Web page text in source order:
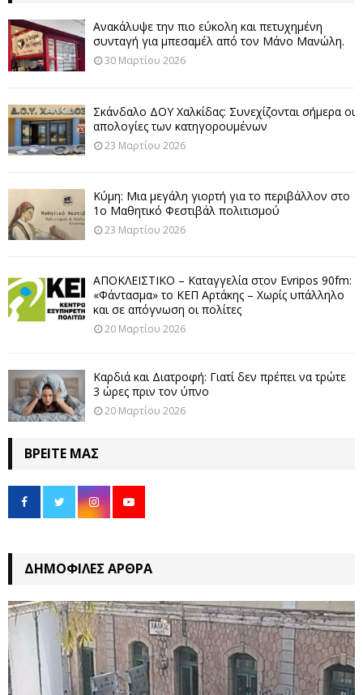
Ανακάλυψε την πιο εύκολη και πετυχημένη
συνταγή για μπεσαμέλ από τον Μάνο Μανώλη.
30 Μαρτίου 2026
Σκάνδαλο ΔΟΥ Χαλκίδας: Συνεχίζονται σήμερα οι
απολογίες των κατηγορουμένων
23 Μαρτίου 2026
Κύμη: Μια μεγάλη γιορτή για το περιβάλλον στο
1ο Μαθητικό Φεστιβάλ πολιτισμού
23 Μαρτίου 2026
ΑΠΟΚΛΕΙΣΤΙΚΟ – Καταγγελία στον Evripos 90fm:
«Φάντασμα» το ΚΕΠ Αρτάκης – Χωρίς υπάλληλο
και σε απόγνωση οι πολίτες
20 Μαρτίου 2026
Καρδιά και Διατροφή: Γιατί δεν πρέπει να τρώτε
3 ώρες πριν τον ύπνο
20 Μαρτίου 2026
ΒΡΕΊΤΕ ΜΑΣ
ΔΗΜΟΦΙΛΈΣ ΆΡΘΡΑ